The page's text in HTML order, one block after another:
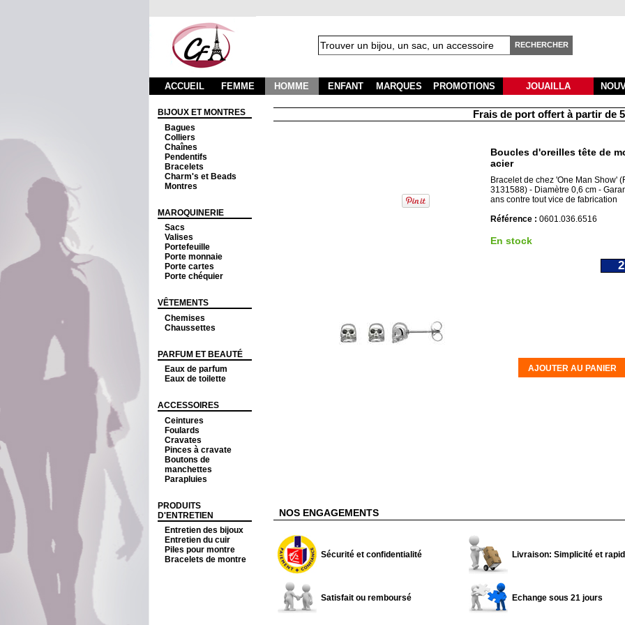
RECHERCHER
ACCUEIL FEMME HOMME ENFANT MARQUES PROMOTIONS JOUAILLA
BIJOUX ET MONTRES
Bagues
Colliers
Chaînes
Pendentifs
Bracelets
Charm's et Beads
Montres
MAROQUINERIE
Sacs
Valises
Portefeuille
Porte monnaie
Porte cartes
Porte chéquier
VÊTEMENTS
Chemises
Chaussettes
PARFUM ET BEAUTÉ
Eaux de parfum
Eaux de toilette
ACCESSOIRES
Ceintures
Foulards
Cravates
Pinces à cravate
Boutons de
manchettes
Parapluies
PRODUITS
D'ENTRETIEN
Entretien des bijoux
Entretien du cuir
Piles pour montre
Bracelets de montre
Frais de port offert à partir de 50
Boucles d'oreilles tête de
acier
Bracelet de chez 'One Man Show'
3131588) - Diamètre 0,6 cm -
ans contre tout vice de fabrication
Référence : 0601.036.6516
En stock
AJOUTER AU PANIER
NOS ENGAGEMENTS
Sécurité et confidentialité Livraison: Simplicité et
Satisfait ou remboursé Echange sous 21 jours